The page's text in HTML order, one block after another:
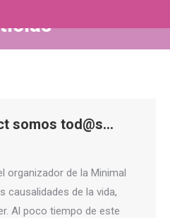
somos tod@s…
organizador de la Minimal
causalidades de la vida,
Al poco tiempo de este